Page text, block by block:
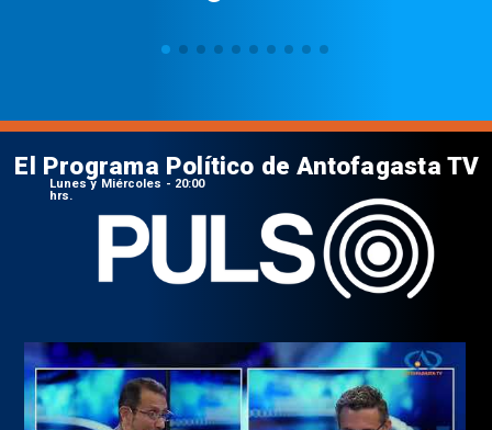
El Programa Político de Antofagasta TV
Lunes y Miércoles - 20:00
hrs.